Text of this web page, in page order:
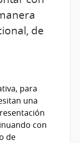
de
para
una
con
de